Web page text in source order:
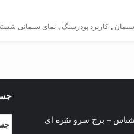
سیمان کاربرد پودرسنگ نمای سیمانی
شناس – برج سرو نقره ای